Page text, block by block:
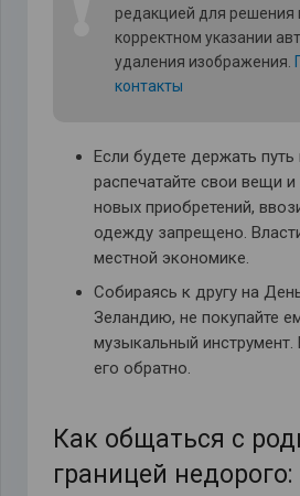
редакцией для решения
корректном указании
удаления изображения.
контакты
Если будете держать
распечатайте свои вещи
новых приобретений,
одежду запрещено.
местной экономике.
Собираясь к другу на
Зеландию, не покупайте
музыкальный инструмент.
его обратно.
Как общаться с
границей